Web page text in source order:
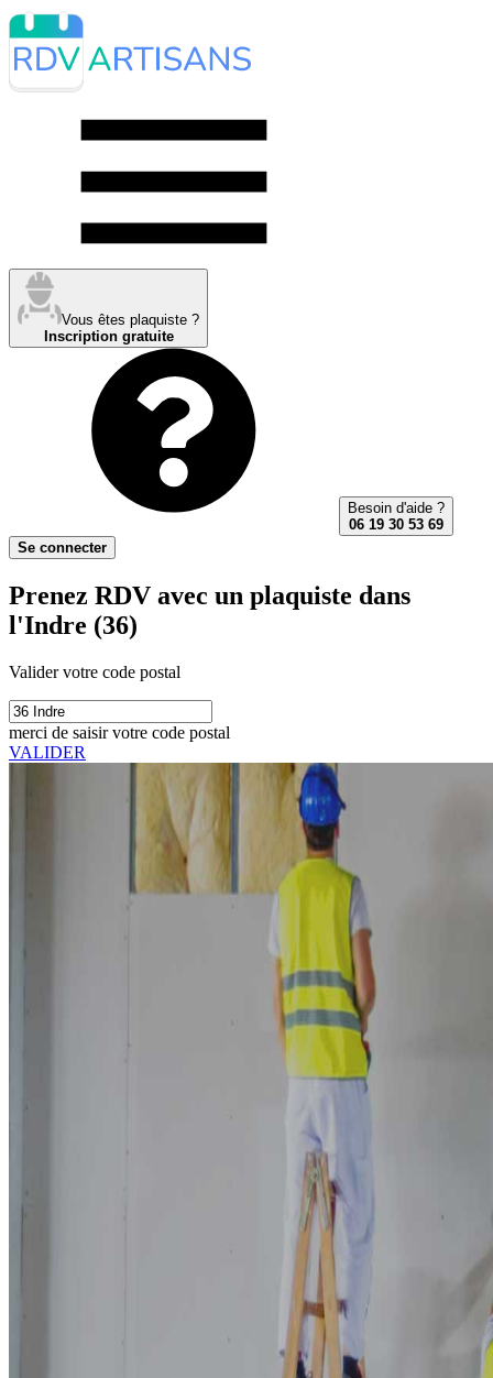
Vous êtes plaquiste ?
Inscription gratuite
Besoin d'aide ?
06 19 30 53 69
Se connecter
Prenez RDV avec un plaquiste dans
l'Indre (36)
Valider votre code postal
merci de saisir votre code postal
VALIDER